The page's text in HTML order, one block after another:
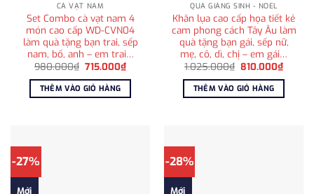
CÀ VẠT NAM
Set Combo cà vạt nam 4
món cao cấp WD-CVN04
làm quà tặng bạn trai, sếp
nam, bố, anh – em trai…
980.000₫ Giá
là:
980.000₫.
715.000₫Giá
hiện
tại
715.000₫.
THÊM VÀO GIỎ HÀNG
QUÀ GIÁNG SINH - NOEL
Khăn lụa cao cấp họa tiết kẻ
cam phong cách Tây Âu làm
quà tặng bạn gái, sếp nữ,
mẹ, cô, dì, chị – em gái…
1.025.000₫ Giá
là:
1.025.000₫.
810.000₫Giá
hiện
tại
THÊM VÀO GIỎ HÀNG
-27%
Mới
-28%
Mới